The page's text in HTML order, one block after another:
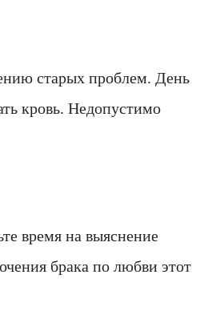
старых проблем. День
кровь. Недопустимо
время на выяснение
брака по любви этот